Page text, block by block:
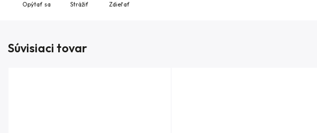
Opýtať sa Strážiť Zdieľať
Súvisiaci tovar